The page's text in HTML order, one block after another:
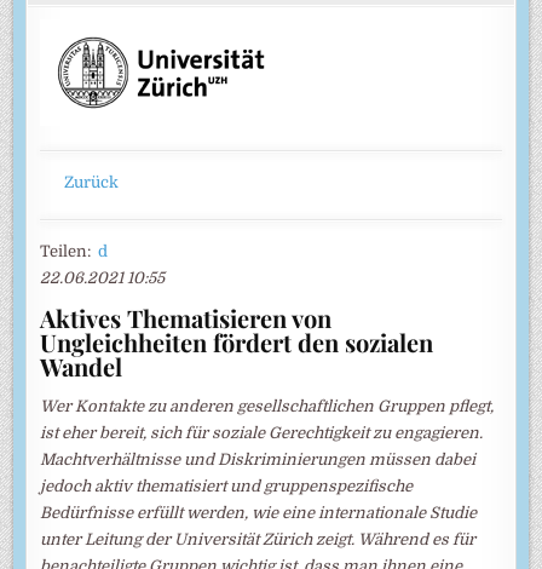
Zurück
Teilen:d
22.06.2021 10:55
Aktives Thematisieren von
Ungleichheiten fördert den sozialen
Wandel
Wer Kontakte zu anderen gesellschaftlichen Gruppen pflegt,
ist eher bereit, sich für soziale Gerechtigkeit zu engagieren.
Machtverhältnisse und Diskriminierungen müssen dabei
jedoch aktiv thematisiert und gruppenspezifische
Bedürfnisse erfüllt werden, wie eine internationale Studie
unter Leitung der Universität Zürich zeigt. Während es für